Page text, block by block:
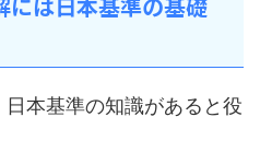
には日本基準の基礎
本基準の知識があると役